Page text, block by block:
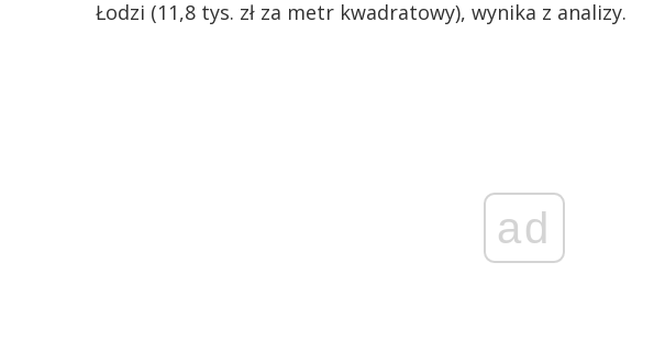
Łodzi (11,8 tys. zł za metr kwadratowy), wynika z analizy.
ad